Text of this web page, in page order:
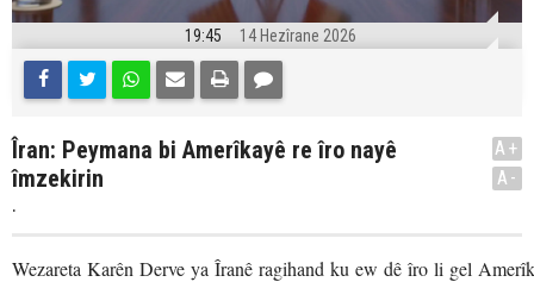
19:45 14 Hezîrane 2026
Îran: Peymana bi Amerîkayê re îro nayê
îmzekirin
.
A+
A-
Wezareta Karên Derve ya Îranê ragihand ku ew dê îro li gel